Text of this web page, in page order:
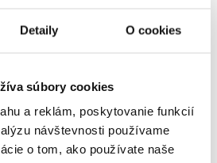
Detaily O cookies
súbory cookies
a reklám, poskytovanie funkcií
návštevnosti používame
o tom, ako používate naše